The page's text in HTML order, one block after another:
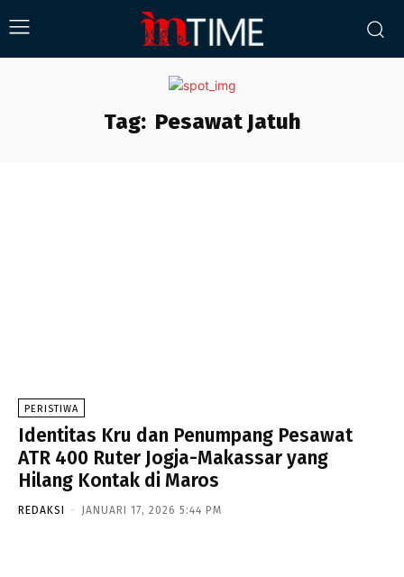
Tag: Pesawat Jatuh
PERISTIWA
Identitas Kru dan Penumpang Pesawat
ATR 400 Ruter Jogja-Makassar yang
Hilang Kontak di Maros
REDAKSI - JANUARI 17, 2026 5:44 PM